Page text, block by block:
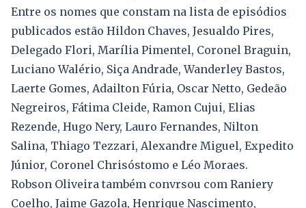
Entre os nomes que constam na lista de episódios
publicados estão Hildon Chaves, Jesualdo Pires,
Delegado Flori, Marília Pimentel, Coronel Braguin,
Luciano Walério, Siça Andrade, Wanderley Bastos,
Laerte Gomes, Adailton Fúria, Oscar Netto, Gedeão
Negreiros, Fátima Cleide, Ramon Cujui, Elias
Rezende, Hugo Nery, Lauro Fernandes, Nilton
Salina, Thiago Tezzari, Alexandre Miguel, Expedito
Júnior, Coronel Chrisóstomo e Léo Moraes.
Robson Oliveira também convrsou com Raniery
Coelho, Jaime Gazola, Henrique Nascimento,